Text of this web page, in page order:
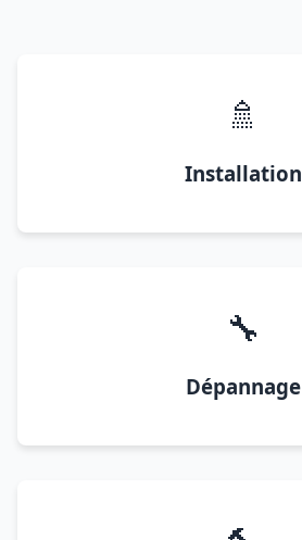
🚿
Installation
🔧
Dépannage